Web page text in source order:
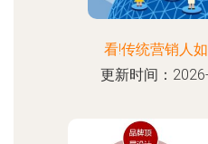
看!传统营销人
更新时间：